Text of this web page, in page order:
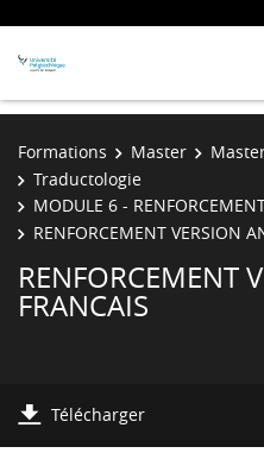
Formations Master
Traductologie
MODULE 6 -
RENFORCEMENT VERSION
RENFORCEMENT
FRANCAIS
Télécharger